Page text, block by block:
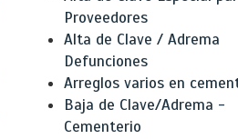
Proveedores
Alta de Clave / Adrema
Defunciones
Arreglos varios en
Baja de Clave/Adrema -
Cementerio